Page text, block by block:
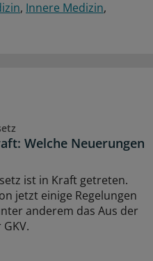
Innere Medizin
Welche Neuerungen
ist in Kraft getreten.
jetzt einige Regelungen
anderem das Aus der